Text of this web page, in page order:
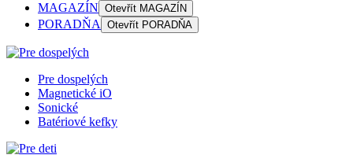
MAGAZÍN Otevřít MAGAZÍN
PORADŇA Otevřít PORADŇA
Pre dospelých
Magnetické iO
Sonické
Batériové kefky